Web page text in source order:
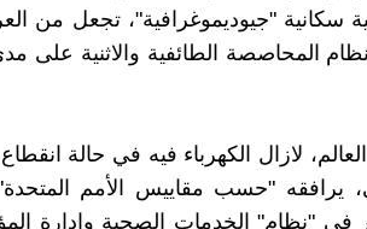
سكانية "جيوديموغرافية"، تجعل من
نظام المحاصصة الطائفية والاثنية على
لازال الكهرباء فيه في حالة
يرافقه "حسب مقاييس الأمم المتحدة"
في "نظام" الخدمات الصحية وإدارة